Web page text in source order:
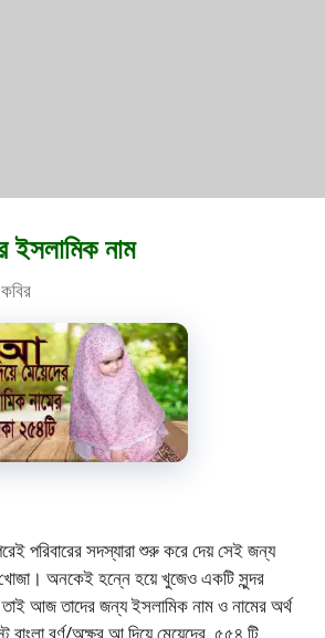
ইসলামিক নাম
কবির
পরিবারের সদস্যারা শুরু করে দেয় সেই জন্য
অনকেই হন্নে হয়ে খুজেও একটি সুন্দর
তাই আজ তাদের জন্য ইসলামিক নাম ও নামের অর্থ